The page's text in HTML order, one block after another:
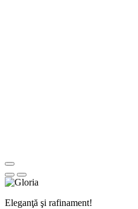
Eleganţă şi rafinament!